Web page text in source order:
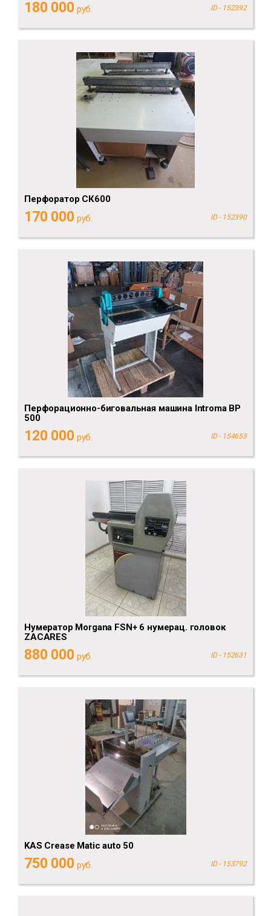
180 000 руб. ID - 152392
Перфоратор СК600
170 000 руб. ID - 152390
Перфорационно-биговальная машина Introma BP
500
120 000 руб. ID - 154653
Нумератор Morgana FSN+ 6 нумерац. головок
ZACARES
880 000 руб. ID - 152631
KAS Crease Matic auto 50
750 000 руб. ID - 153792